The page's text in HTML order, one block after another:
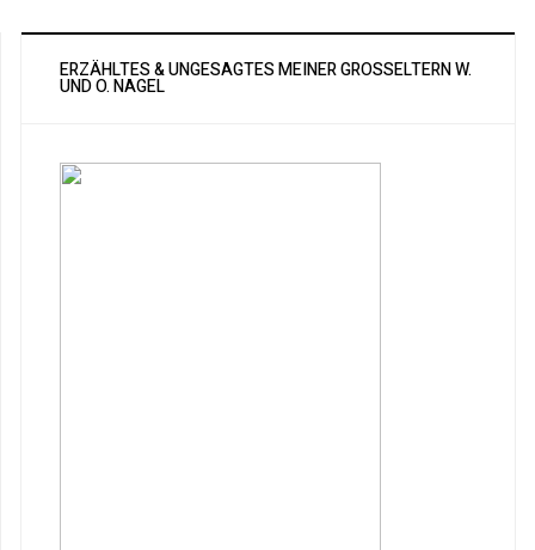
ERZÄHLTES & UNGESAGTES MEINER GROSSELTERN W. U
ND O. NAGEL